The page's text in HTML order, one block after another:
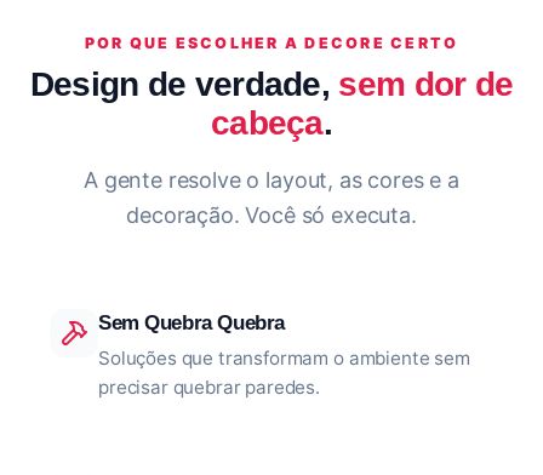
POR QUE ESCOLHER A DECORE CERTO
Design de verdade, sem dor de
cabeça.
A gente resolve o layout, as cores e a
decoração. Você só executa.
Sem Quebra Quebra
Soluções que transformam o ambiente sem
precisar quebrar paredes.